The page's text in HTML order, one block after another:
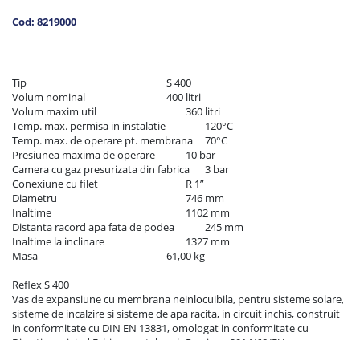
Cod: 8219000
Tip	                                                        S 400
Volum nominal	                                400 litri
Volum maxim util	                                360 litri
Temp. max. permisa in instalatie	        120°C
Temp. max. de operare pt. membrana	70°C
Presiunea maxima de operare	        10 bar
Camera cu gaz presurizata din fabrica	3 bar
Conexiune cu filet	                                R 1”
Diametru	                                                746 mm
Inaltime	                                                1102 mm
Distanta racord apa fata de podea	        245 mm
Inaltime la inclinare	                                1327 mm
Masa	                                                61,00 kg
Reflex S 400
Vas de expansiune cu membrana neinlocuibila, pentru sisteme solare,
sisteme de incalzire si sisteme de apa racita, in circuit inchis, construit
in conformitate cu DIN EN 13831, omologat in conformitate cu